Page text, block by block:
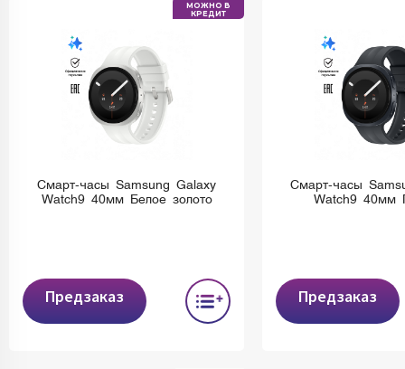
МОЖНО В
КРЕДИТ
Смарт-часы Samsung Galaxy
Watch9 40мм Белое золото
Предзаказ
Смарт-часы
Watch9 40мм
Предзаказ